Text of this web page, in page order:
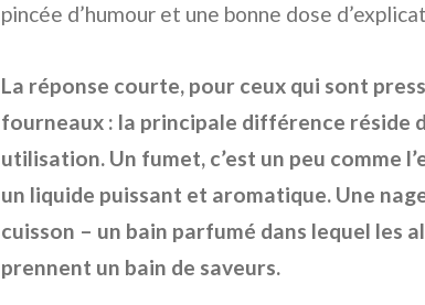
pincée d’humour et une bonne dose
La réponse courte, pour ceux qui sont
fourneaux : la principale différence réside
utilisation. Un fumet, c’est un peu comme
un liquide puissant et aromatique. Une
cuisson – un bain parfumé dans lequel les
prennent un bain de saveurs.